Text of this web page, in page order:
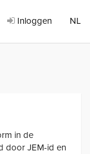
Inloggen NL
in de
door JEM-id en